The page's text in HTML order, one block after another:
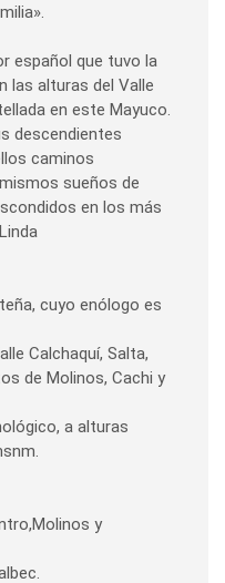
español que tuvo la
las alturas del Valle
en este Mayuco.
descendientes
caminos
sueños de
en los más
cuyo enólogo es
Calchaquí, Salta,
de Molinos, Cachi y
a alturas
y